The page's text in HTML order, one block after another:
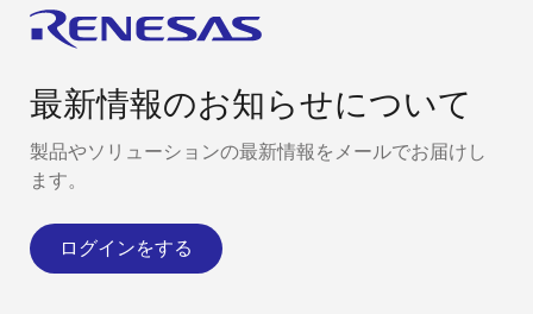
最新情報のお知らせについて
製品やソリューションの最新情報をメールでお届けし
ます。
ログインをする